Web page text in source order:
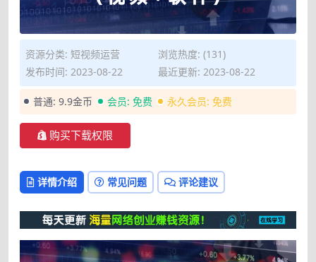
资源分类: 短视频运营
浏览热度: (131)
发布时间: 2023-08-22
最近更新: 2023-08-22
普通: 9.9金币 会员: 免费 永久会员: 免费
购买下载权限
详情介绍 常见问题 评论建议